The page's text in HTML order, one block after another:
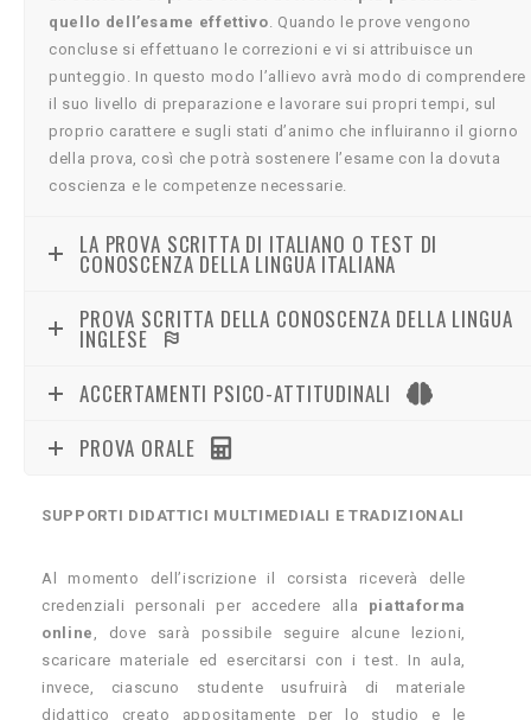
quello dell’esame effettivo. Quando le prove vengono
concluse si effettuano le correzioni e vi si attribuisce un
punteggio. In questo modo l’allievo avrà modo di comprendere
il suo livello di preparazione e lavorare sui propri tempi, sul
proprio carattere e sugli stati d’animo che influiranno il giorno
della prova, così che potrà sostenere l’esame con la dovuta
coscienza e le competenze necessarie.
LA PROVA SCRITTA DI ITALIANO O TEST DI
CONOSCENZA DELLA LINGUA ITALIANA
PROVA SCRITTA DELLA CONOSCENZA DELLA LINGUA
INGLESE
ACCERTAMENTI PSICO-ATTITUDINALI
PROVA ORALE
SUPPORTI DIDATTICI MULTIMEDIALI E TRADIZIONALI
Al momento dell’iscrizione il corsista riceverà delle
credenziali personali per accedere alla piattaforma
online
, dove sarà possibile seguire alcune lezioni,
scaricare materiale ed esercitarsi con i test. In aula,
invece, ciascuno studente usufruirà di materiale
didattico creato appositamente per lo studio e le